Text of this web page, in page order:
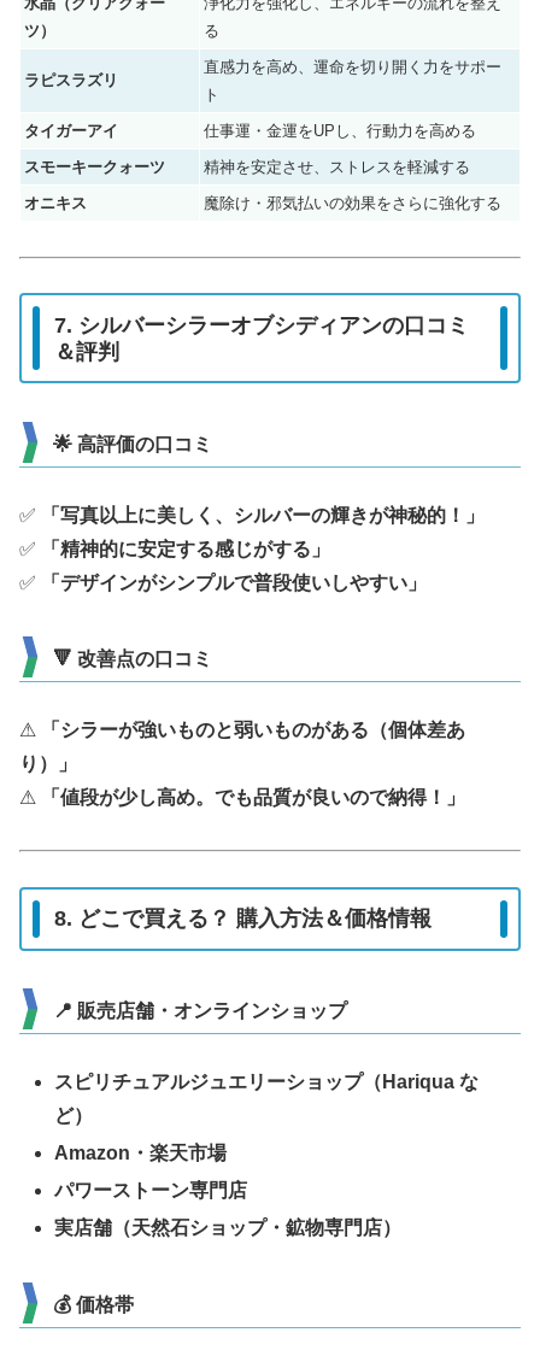
ツ）
る
ラピスラズリ
直感力を高め、運命を切り開く力をサポー
ト
タイガーアイ
仕事運・金運をUPし、行動力を高める
スモーキークォーツ
精神を安定させ、ストレスを軽減する
オニキス
魔除け・邪気払いの効果をさらに強化する
7. シルバーシラーオブシディアンの口コミ
＆評判
🌟 高評価の口コミ
✅
「写真以上に美しく、シルバーの輝きが神秘的！」
✅
「精神的に安定する感じがする」
✅
「デザインがシンプルで普段使いしやすい」
🔻 改善点の口コミ
⚠
「シラーが強いものと弱いものがある（個体差あ
り）」
⚠
「値段が少し高め。でも品質が良いので納得！」
8. どこで買える？ 購入方法＆価格情報
📍 販売店舗・オンラインショップ
スピリチュアルジュエリーショップ（Hariqua な
ど）
Amazon・楽天市場
パワーストーン専門店
実店舗（天然石ショップ・鉱物専門店）
💰 価格帯